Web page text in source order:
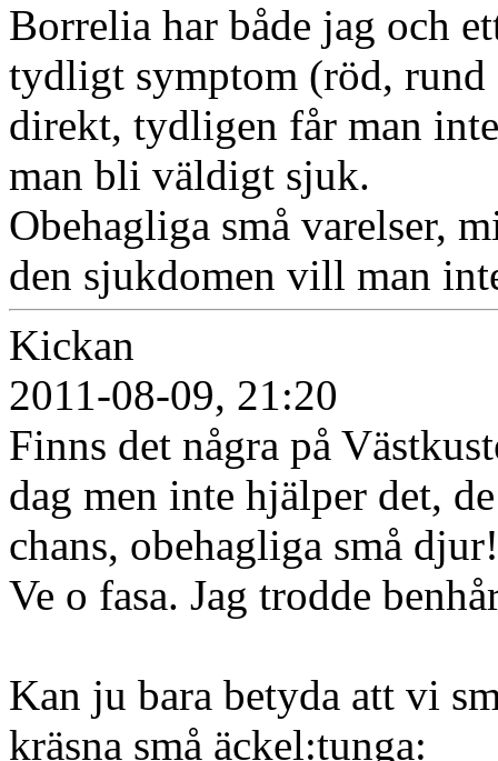
Borrelia har både jag och
tydligt symptom (röd,
direkt, tydligen får man
man bli väldigt sjuk.
Obehagliga små varelser,
den sjukdomen vill man
Kickan
2011-08-09, 21:20
Finns det några på
dag men inte hjälper det,
chans, obehagliga små
Ve o fasa. Jag trodde
Kan ju bara betyda att vi
kräsna små äckel:tunga: